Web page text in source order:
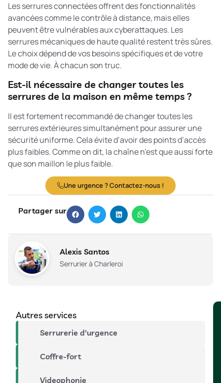
Les serrures connectées offrent des fonctionnalités
avancées comme le contrôle à distance, mais elles
peuvent être vulnérables aux cyberattaques. Les
serrures mécaniques de haute qualité restent très sûres.
Le choix dépend de vos besoins spécifiques et de votre
mode de vie. À chacun son truc.
Est-il nécessaire de changer toutes les
serrures de la maison en même temps ?
Il est fortement recommandé de changer toutes les
serrures extérieures simultanément pour assurer une
sécurité uniforme. Cela évite d’avoir des points d’accès
plus faibles. Comme on dit, la chaîne n’est que aussi forte
que son maillon le plus faible.
Une urgence ? Contactez-nous !
Partager sur
Alexis Santos
Serrurier à Charleroi
Autres services
Serrurerie d'urgence
Coffre-fort
Videophonie